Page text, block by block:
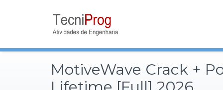
MotiveWave Crack +